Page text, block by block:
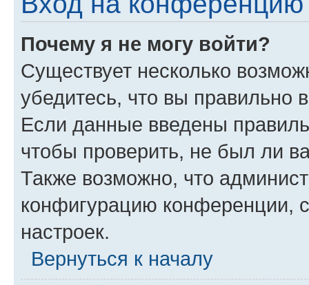
Почему я не могу войти?
Существует несколько
убедитесь, что вы правильно
Если данные введены
чтобы проверить, не был ли
Также возможно, что
конфигурацию конференции,
настроек.
Вернуться к началу